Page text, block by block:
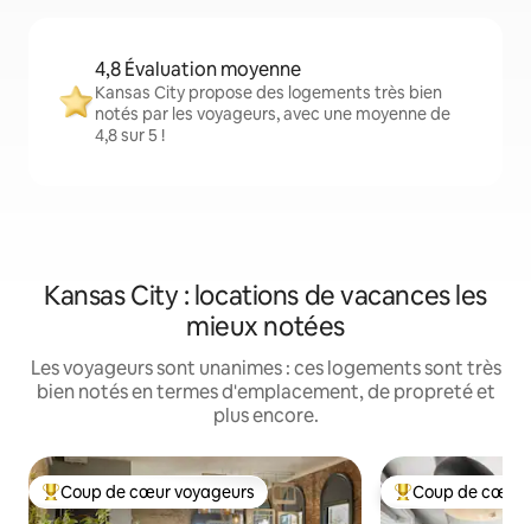
4,8 Évaluation moyenne
Kansas City propose des logements très bien
notés par les voyageurs, avec une moyenne de
4,8 sur 5 !
Kansas City : locations de vacances les
mieux notées
Les voyageurs sont unanimes : ces logements sont très
bien notés en termes d'emplacement, de propreté et
plus encore.
Coups de cœur voyageurs les plus appréciés
Coup de cœur voyageurs Coups de cœur
Coup de cœur